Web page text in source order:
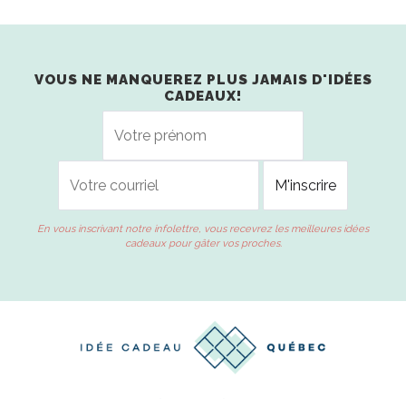
VOUS NE MANQUEREZ PLUS JAMAIS D'IDÉES
CADEAUX!
En vous inscrivant notre infolettre, vous recevrez les meilleures idées
cadeaux pour gâter vos proches.